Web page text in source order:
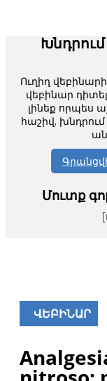
Խնդրում
Ուղիղ
վեբինար
լինեք որպես
հաշիվ, խնդրում
Մուտք
ՎԵԲԻՆԱՐ